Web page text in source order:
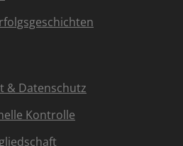
& Datenschutz
Kontrolle